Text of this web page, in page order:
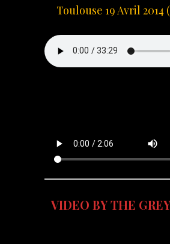
Toulouse 19 Avril 2014
VIDEO BY THE